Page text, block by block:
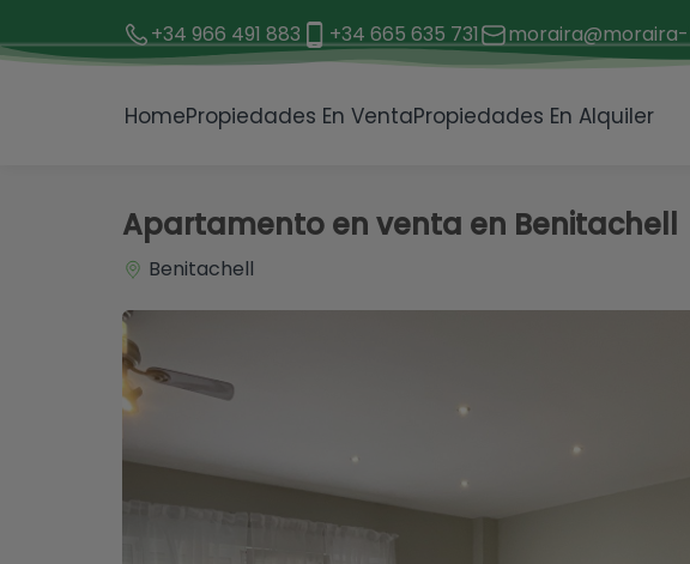
+34 966 491 883 +34 665 635 731
HomePropiedades En VentaPropiedades En Alquiler
Apartamento en venta en Benitachell
Benitachell
1 / 28